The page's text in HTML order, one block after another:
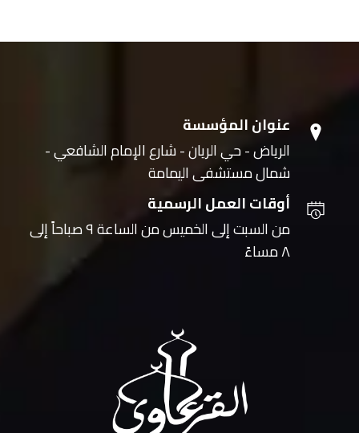
عنوان المؤسسة
الرياض - حي الريان - شارع الإمام الشافعي -
شمال مستشفى اليمامة
أوقات العمل الرسمية
من السبت إلى الخميس من الساعة ٩ صباحاً إلى
٨ مساءً